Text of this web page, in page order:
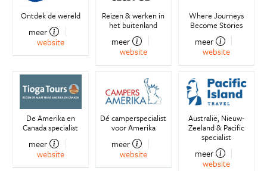
Ontdek de wereld
meer
website
Reizen & werken in
het buitenland
meer
website
Where Journeys
Become Stories
meer
website
De Amerika en
Canada specialist
meer
website
Dé camperspecialist
voor Amerika
meer
website
Australië, Nieuw-
Zeeland & Pacific
specialist
meer
website